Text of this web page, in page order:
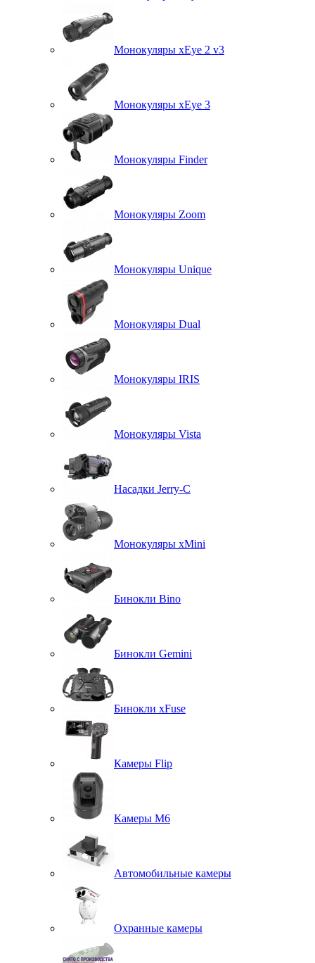
Монокуляры xEye 2 v3
Монокуляры xEye 3
Монокуляры Finder
Монокуляры Zoom
Монокуляры Unique
Монокуляры Dual
Монокуляры IRIS
Монокуляры Vista
Насадки Jerry-C
Монокуляры xMini
Бинокли Bino
Бинокли Gemini
Бинокли xFuse
Камеры Flip
Камеры M6
Автомобильные камеры
Охранные камеры